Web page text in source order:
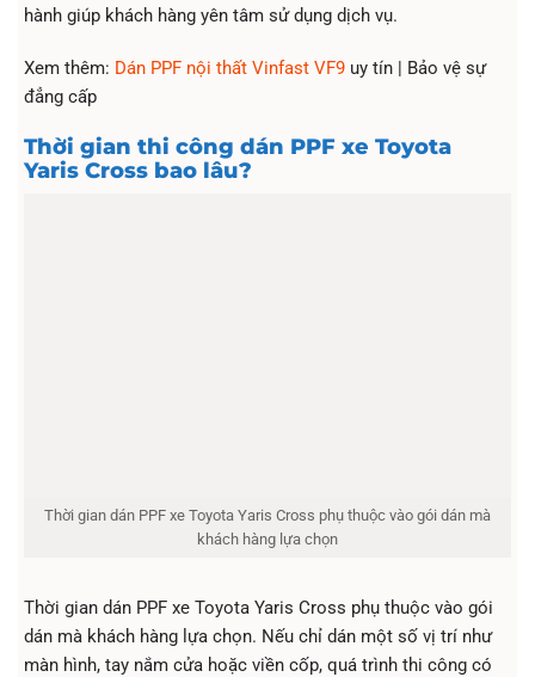
hành giúp khách hàng yên tâm sử dụng dịch vụ.
Xem thêm: Dán PPF nội thất Vinfast VF9uy tín | Bảo vệ sự
đẳng cấp
Thời gian thi công dán PPF xe Toyota
Yaris Cross bao lâu?
Thời gian dán PPF xe Toyota Yaris Cross phụ thuộc vào gói dán mà
khách hàng lựa chọn
Thời gian dán PPF xe Toyota Yaris Cross phụ thuộc vào gói
dán mà khách hàng lựa chọn. Nếu chỉ dán một số vị trí như
màn hình, tay nắm cửa hoặc viền cốp, quá trình thi công có